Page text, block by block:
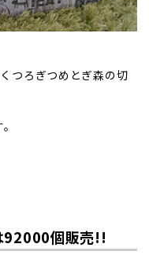
つろぎつめとぎ森の切
92000個販売!!